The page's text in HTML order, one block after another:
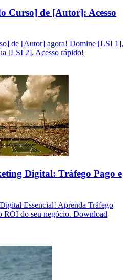
Curso] de [Autor]: Acesso
de [Autor] agora! Domine [LSI 1],
[LSI 2]. Acesso rápido!
Digital: Tráfego Pago e
Essencial! Aprenda Tráfego
ROI do seu negócio. Download